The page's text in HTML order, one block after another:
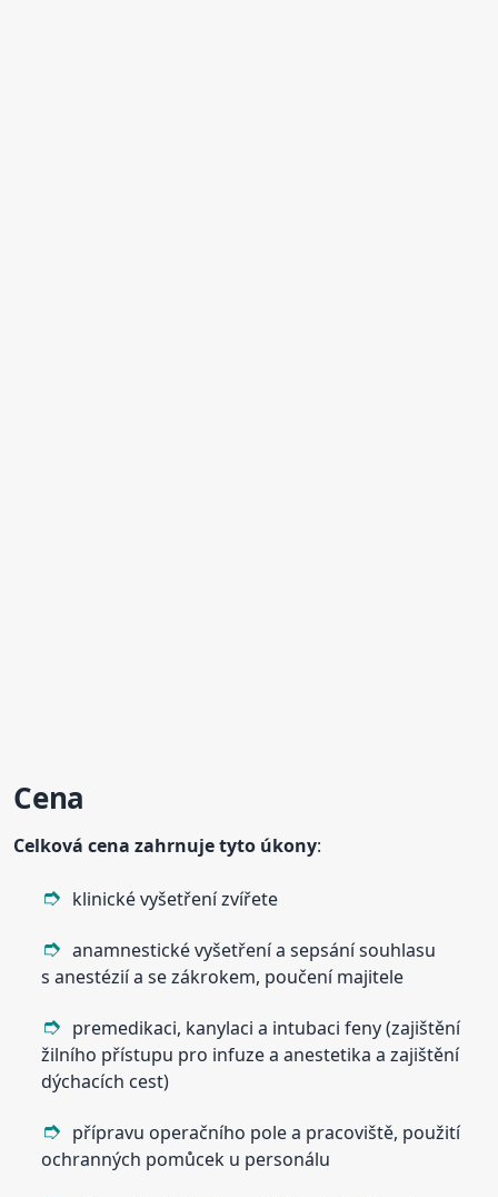
Cena
Celková cena zahrnuje tyto úkony:
klinické vyšetření zvířete
anamnestické vyšetření a sepsání souhlasu
s anestézií a se zákrokem, poučení majitele
premedikaci, kanylaci a intubaci feny (zajištění
žilního přístupu pro infuze a anestetika a zajištění
dýchacích cest)
přípravu operačního pole a pracoviště, použití
ochranných pomůcek u personálu